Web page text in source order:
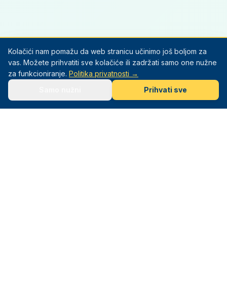
Kolačići nam pomažu da web stranicu učinimo još boljom za
vas. Možete prihvatiti sve kolačiće ili zadržati samo one nužne
za funkcioniranje. Politika privatnosti →
Prihvati sve